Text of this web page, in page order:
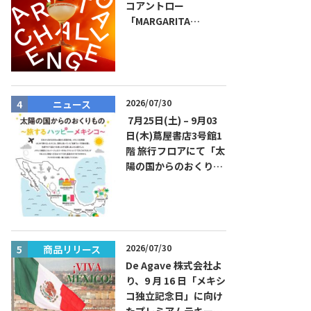
コアントロー
「MARGARITA
無料！
ニュース 2026/07/30
7月25日(土) – 9月03
日(木)蔦屋書店3号館1
階 旅行フロアにて「太
陽の国からのおくりも
商品リリース 2026/07/30
De Agave 株式会社よ
り、9 月 16 日「メキシ
コ独立記念日」に向け